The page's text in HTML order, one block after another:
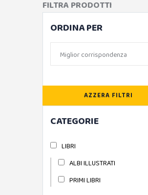
FILTRA PRODOTTI
ORDINA PER
AZZERA FILTRI
CATEGORIE
LIBRI
ALBI ILLUSTRATI
PRIMI LIBRI